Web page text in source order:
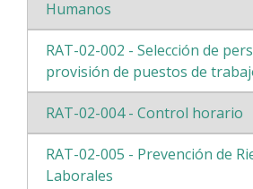
Humanos
RAT-02-002 - Selección de
provisión de puestos de
RAT-02-004 - Control horario
RAT-02-005 - Prevención de
Laborales